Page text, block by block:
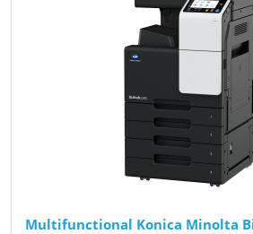
Multifunctional Konica Minolta